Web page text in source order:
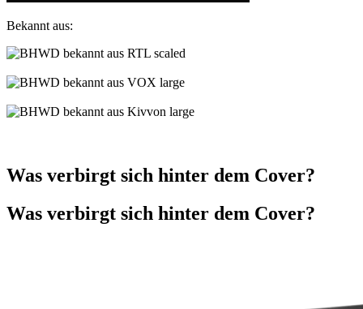
Bekannt aus:
Was verbirgt sich hinter dem Cover?
Was verbirgt sich hinter dem Cover?​